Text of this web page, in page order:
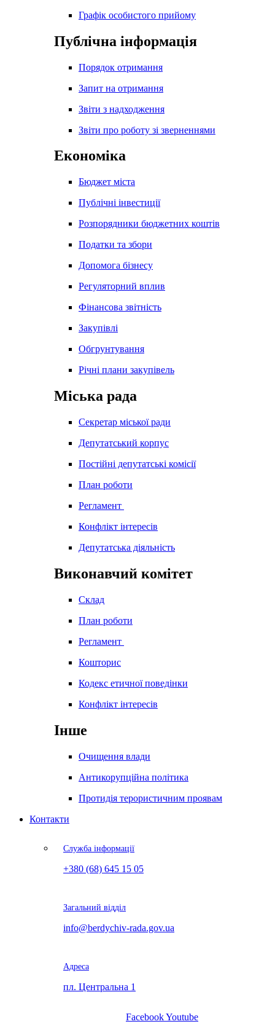
Графік особистого прийому
Публічна інформація
Порядок отримання
Запит на отримання
Звіти з надходження
Звіти про роботу зі зверненнями
Економіка
Бюджет міста
Публічні інвестиції
Розпорядники бюджетних коштів
Податки та збори
Допомога бізнесу
Регуляторний вплив
Фінансова звітність
Закупівлі
Обгрунтування
Річні плани закупівель
Міська рада
Секретар міської ради
Депутатський корпус
Постійні депутатські комісії
План роботи
Регламент
Конфлікт інтересів
Депутатська діяльність
Виконавчий комітет
Склад
План роботи
Регламент
Кошторис
Кодекс етичної поведінки
Конфлікт інтересів
Інше
Очищення влади
Антикорупційна політика
Протидія терористичним проявам
Контакти
Служба інформації
+380 (68) 645 15 05
Загальний відділ
info@berdychiv-rada.gov.ua
Адреса
пл. Центральна 1
FacebookYoutube